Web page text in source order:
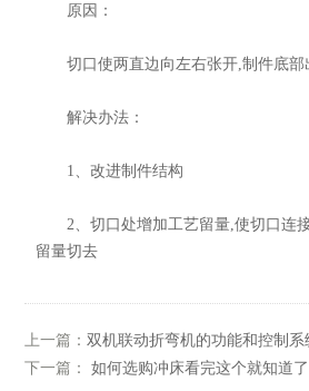
原因：
切口使两直边向左右张开,制件底部
解决办法：
1、改进制件结构
2、切口处增加工艺留量,使切口连
留量切去
上一篇：双机联动折弯机的功能和控制系
下一篇：
如何选购冲床看完这个就知道了